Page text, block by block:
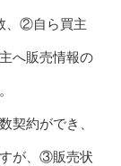
、②自ら買主
へ販売情報の
契約ができ、
が、③販売状